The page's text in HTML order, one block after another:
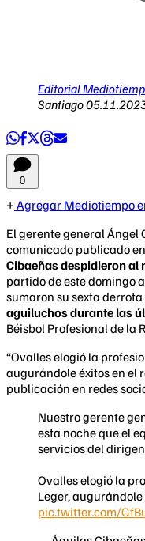
Editorial
Santiago
0
Agregar Mediotiempo
El gerente general Ángel
comunicado publicado
Cibaeñas despidieron al
partido de este domingo
sumaron su sexta
aguiluchos durante las
Béisbol Profesional de la
“Ovalles elogió la
augurándole éxitos en el
publicación en redes
Nuestro gerente
esta noche que el
servicios del
Ovalles elogió la
Leger,
pic.twitter.com/